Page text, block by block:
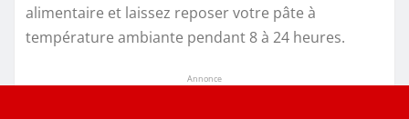
alimentaire et laissez reposer votre pâte à
température ambiante pendant 8 à 24 heures.
Annonce